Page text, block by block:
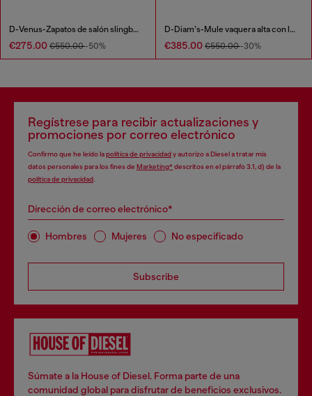
D-Venus-Zapatos de salón slingback con acabado espejado
€275.00 €550.00-50%
D-Diam’s-Mule vaquera alta con lavado oscuro y Oval D flotante
€385.00 €550.00-30%
Regístrese para recibir actualizaciones y
promociones por correo electrónico
Confirmo que he leído lapolítica de privacidady autorizo a Diesel a tratar mis
datos personales para los fines de Marketing*descritos en el párrafo 3.1, d) de la
política de privacidad
Dirección de correo electrónico*
Hombres Mujeres No especificado
Subscribe
Súmate a la House of Diesel. Forma parte de una
comunidad global para disfrutar de beneficios exclusivos.